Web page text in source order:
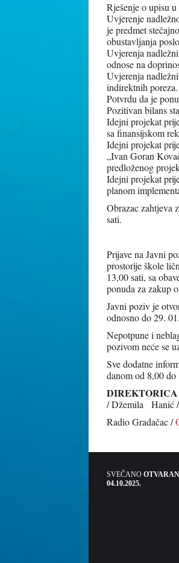
Rješenje o upisu
Uvjerenje
je predmet
obustavljanja
Uvjerenja
odnose na
Uvjerenja
indirektnih poreza.
Potvrdu da je
Pozitivan bilans
Idejni projekat
sa finansijskom
Idejni projekat
„Ivan Goran
predloženog
Idejni projekat
planom
Obrazac zahtjeva
sati.
Prijave na Javni
prostorije škole
13,00 sati, sa
ponuda za zakup
Javni poziv je
odnosno do 29.
Nepotpune i
pozivom neće se
Sve dodatne
danom od 8,00
DIREKTORICA
/ Džemila Hanić /
Radio Gradačac /
SVEČANO
04.10.2025.